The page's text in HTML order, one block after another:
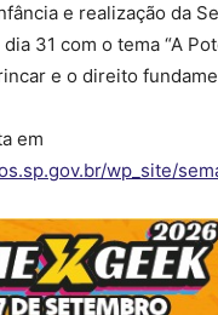
e realização da
31 com o tema “A
e o direito
em
wp_site/